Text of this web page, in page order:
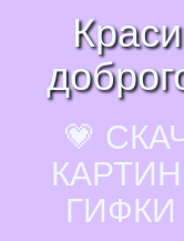
💗